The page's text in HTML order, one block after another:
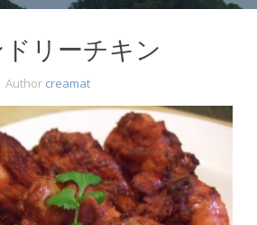
ドリーチキン
Author creamat